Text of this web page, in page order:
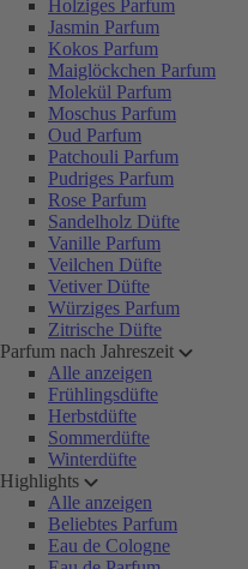
Holziges Parfum
Jasmin Parfum
Kokos Parfum
Maiglöckchen Parfum
Molekül Parfum
Moschus Parfum
Oud Parfum
Patchouli Parfum
Pudriges Parfum
Rose Parfum
Sandelholz Düfte
Vanille Parfum
Veilchen Düfte
Vetiver Düfte
Würziges Parfum
Zitrische Düfte
Parfum nach Jahreszeit
Alle anzeigen
Frühlingsdüfte
Herbstdüfte
Sommerdüfte
Winterdüfte
Highlights
Alle anzeigen
Beliebtes Parfum
Eau de Cologne